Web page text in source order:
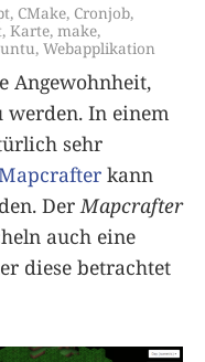
, CMake, Cronjob,
, Karte, make,
, Webapplikation
Angewohnheit,
In einem
sehr
kann
Der Mapcrafter
auch eine
diese betrachtet